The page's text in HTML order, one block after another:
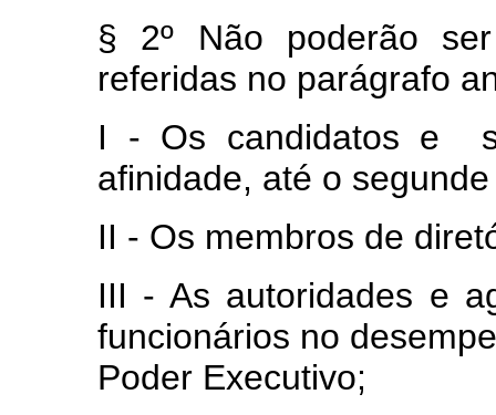
§ 2º Não poderão
referidas no parágrafo
I ‑ Os candidatos e
afinidade, até o
II ‑ Os membros de
III ‑ As autoridades e
funcionários no
Poder Executivo;